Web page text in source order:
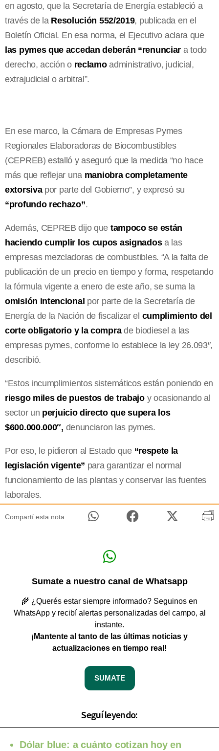
en agosto, que la Secretaría de Energía estableció a
través de la Resolución 552/2019, publicada en el
Boletín Oficial. En esa norma, el Ejecutivo aclara que
las pymes que accedan deberán “renunciar a todo
derecho, acción oreclamoadministrativo, judicial,
extrajudicial o arbitral”.
En ese marco, la Cámara de Empresas Pymes
Regionales Elaboradoras de Biocombustibles
(CEPREB) estalló y aseguró que la medida “no hace
más que reflejar una maniobra completamente
extorsivapor parte del Gobierno”, y expresó su
“profundo rechazo”.
Además, CEPREB dijo que tampoco se están
haciendo cumplir los cupos asignadosa las
empresas mezcladoras de combustibles. “A la falta de
publicación de un precio en tiempo y forma, respetando
la fórmula vigente a enero de este año, se suma la
omisión intencional por parte de la Secretaría de
Energía de la Nación de fiscalizar el cumplimiento del
corte obligatorio y la comprade biodiesel a las
empresas pymes, conforme lo establece la ley 26.093″,
describió.
“Estos incumplimientos sistemáticos están poniendo en
riesgo miles de puestos de trabajoy ocasionando al
sector un perjuicio directo que supera los
$600.000.000″, denunciaron las pymes.
Por eso, le pidieron al Estado que “respete la
legislación vigente” para garantizar el normal
funcionamiento de las plantas y conservar las fuentes
laborales.
Compartí esta nota
Sumate a nuestro canal de Whatsapp
🌾 ¿Querés estar siempre informado? Seguinos en
WhatsApp y recibí alertas personalizadas del campo, al
instante.
¡Mantente al tanto de las últimas noticias y
actualizaciones en tiempo real!
SUMATE
Seguí leyendo:
Dólar blue: a cuánto cotizan hoy en